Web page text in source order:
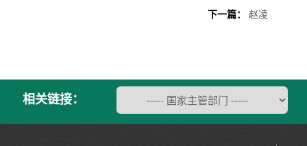
下一篇：
赵凌
相关链接：